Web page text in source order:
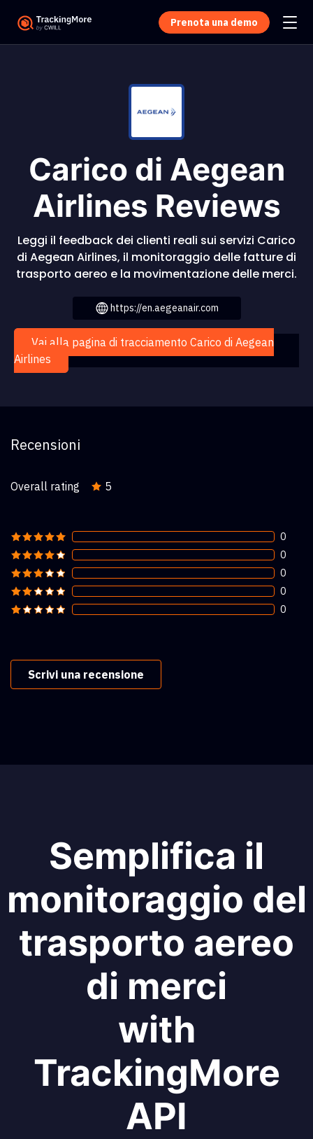
Prenota una demo
Carico di Aegean
Airlines Reviews
Leggi il feedback dei clienti reali sui servizi Carico
di Aegean Airlines, il monitoraggio delle fatture di
trasporto aereo e la movimentazione delle merci.
https://en.aegeanair.com
Vai alla pagina di tracciamento Carico di Aegean
Airlines
Recensioni
Overall rating 5
0
0
0
0
0
Scrivi una recensione
Semplifica il
monitoraggio del
trasporto aereo
di merci
with
TrackingMore
API